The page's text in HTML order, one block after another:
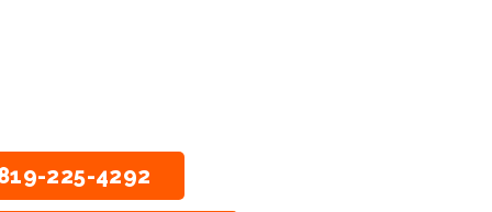
225-4292